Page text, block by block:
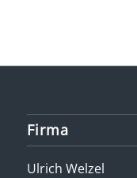
Firma
Ulrich Welzel